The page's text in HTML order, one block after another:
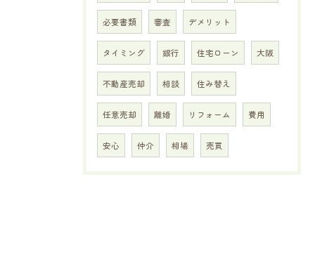
必要書類 審査 デメリット
タイミング 銀行 住宅ローン 大阪
不動産売却 相談 住み替え
任意売却 離婚 リフォーム 費用
安心 仲介 相場 売買